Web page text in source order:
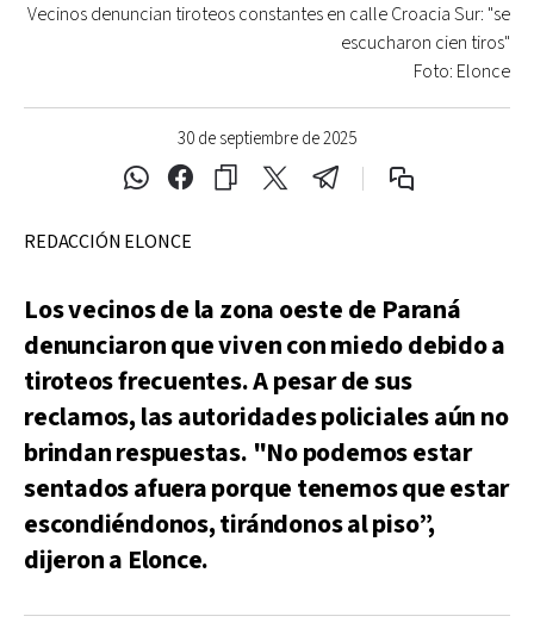
30 de septiembre de 2025
Vecinos denuncian tiroteos constantes en calle Croacia Sur: "se
escucharon cien tiros"
Foto: Elonce
REDACCIÓN ELONCE
Los vecinos de la zona oeste de Paraná
denunciaron que viven con miedo debido a
tiroteos frecuentes. A pesar de sus
reclamos, las autoridades policiales aún no
brindan respuestas. "No podemos estar
sentados afuera porque tenemos que estar
escondiéndonos, tirándonos al piso”,
dijeron a Elonce.